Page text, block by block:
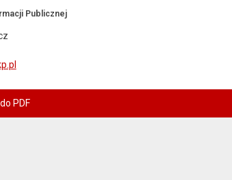
Publicznej
PDF